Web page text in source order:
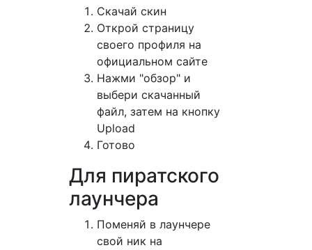
Cкачай скин
Открой страницу
своего профиля на
официальном сайте
Нажми "обзор" и
выбери скачанный
файл, затем на кнопку
Upload
Готово
Для пиратского
лаунчера
Поменяй в лаунчере
свой ник на